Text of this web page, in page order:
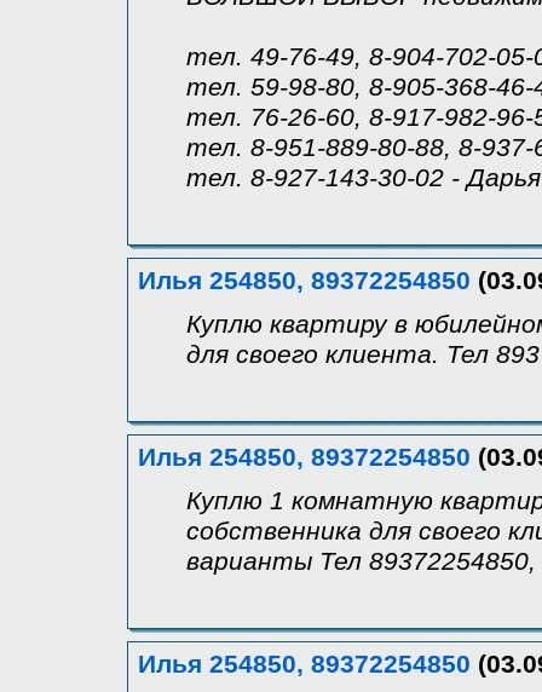
тел. 49-76-49, 8-904-702-05-
тел. 59-98-80, 8-905-368-
тел. 76-26-60, 8-917-982-
тел. 8-951-889-80-88, 8-
тел. 8-927-143-30-02 - Дарья
Илья 254850, 89372254850
Куплю квартиру в
для своего клиента. Тел
Илья 254850, 89372254850
Куплю 1 комнатную
собственника для своего
варианты Тел
Илья 254850, 89372254850